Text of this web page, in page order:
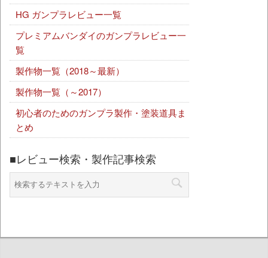
HG ガンプラレビュー一覧
プレミアムバンダイのガンプラレビュー一
覧
製作物一覧（2018～最新）
製作物一覧（～2017）
初心者のためのガンプラ製作・塗装道具ま
とめ
■レビュー検索・製作記事検索